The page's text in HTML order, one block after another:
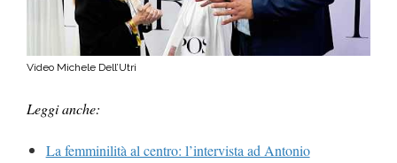
Video Michele Dell’Utri
Leggi anche:
La femminilità al centro: l’intervista ad Antonio